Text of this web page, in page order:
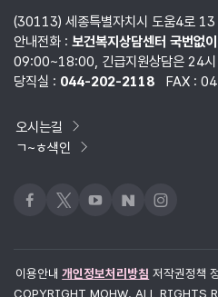
(30113) 세종특별자치시 도움4로 13
안내전화 : 보건복지상담센터 국번없
09:00~18:00, 긴급지원상담은 24시
당직실 : 044-202-2118 FAX :
오시는길
ㄱ~ㅎ색인
페이스북
x 유튜브네이버블로그
인스타그
이용안내 개인정보처리방침 저작권정책
COPYRIGHT MOHW. ALL RIGHTS